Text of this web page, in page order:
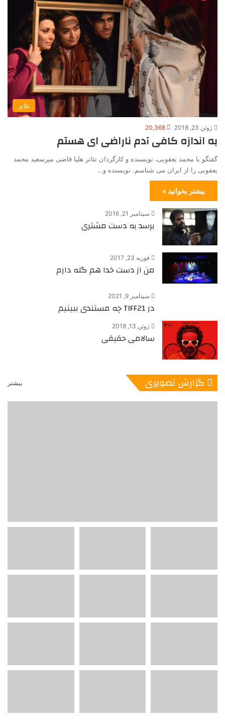
تئاتر
ژوئن 23, 2018 20,368
به اندازه‌ کافی آدم ناراضی ای هستم
گفتگو با محمد یعقوبی، نویسنده و کارگردان تئاتر هلیا قاضی میرسعید محمد
یعقوبی را از ایران می شناسم. نویسنده و…
بیشتر بخوانید »
سپتامبر 21, 2016
برسد به دست مشتری
فوریه 23, 2017
من از دست خدا هم گله دارم
سپتامبر 9, 2021
در TIFF21 چه مستندی ببینیم
ژوئن 13, 2018
سالامی حقیقی
گزارش تصویری بیشتر